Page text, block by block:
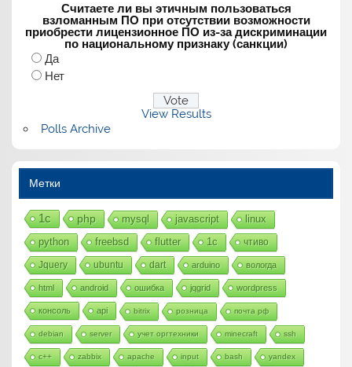
Считаете ли вы этичным пользоваться
взломанным ПО при отсутствии возможности
приобрести лицензионное ПО из-за дискриминации
по национальному признаку (санкции)
Да
Нет
View Results
Polls Archive
Метки
1с php mysql javascript linux
python freebsd flutter 1c чтиво
Jquery ubuntu dart arduino вологда
html android ошибка jqgrid wordpress
консоль api bitrix розница почта рф
debian server учет оргтехники minecraft ssh
c++ zabbix apache input bash yandex